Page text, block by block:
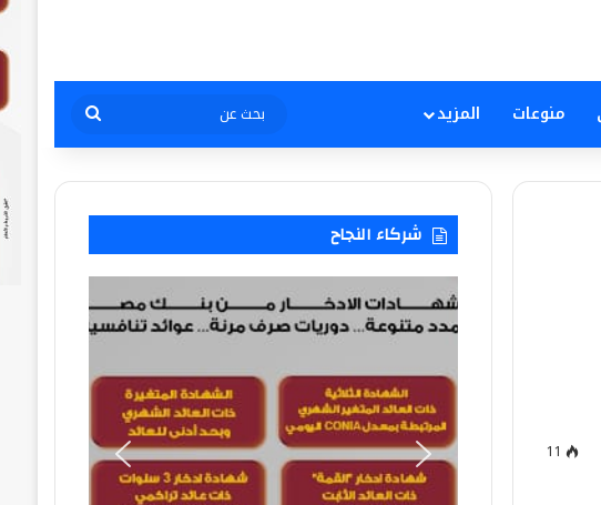
منوعات المزيد
بحث
عن
11
شركاء النجاح